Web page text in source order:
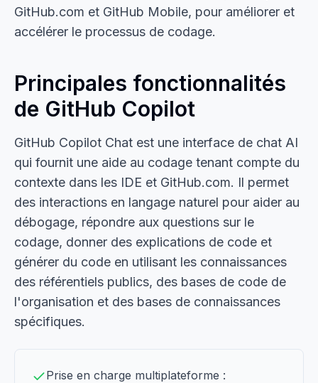
GitHub.com et GitHub Mobile, pour améliorer et
accélérer le processus de codage.
Principales fonctionnalités
de GitHub Copilot
GitHub Copilot Chat est une interface de chat AI
qui fournit une aide au codage tenant compte du
contexte dans les IDE et GitHub.com. Il permet
des interactions en langage naturel pour aider au
débogage, répondre aux questions sur le
codage, donner des explications de code et
générer du code en utilisant les connaissances
des référentiels publics, des bases de code de
l'organisation et des bases de connaissances
spécifiques.
Prise en charge multiplateforme :